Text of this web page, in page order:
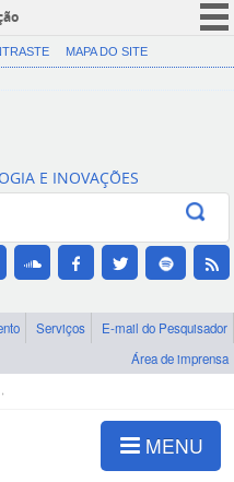
CORONAVÍRUS (COVID-19)
Canais
MAPA DO SITE
E INOVAÇÕES
Serviços
E-mail do Pesquisador
Área de imprensa
MENU